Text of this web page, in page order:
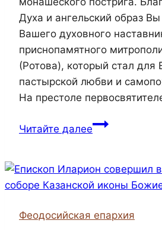
Духа и ангельский образ
Вашего духовного
приснопамятного
(Ротова), который стал для
пастырской любви и
На престоле
Читайте далее57-
пострига
Святейшего
Московского
Феодосийская епархия